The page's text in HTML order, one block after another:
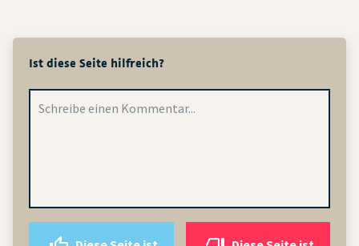
Ist diese Seite hilfreich?